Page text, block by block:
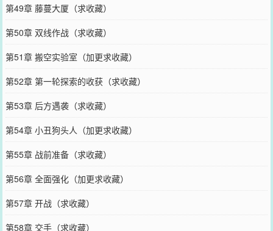
第49章 藤蔓大厦（求收藏）
第50章 双线作战（求收藏）
第51章 搬空实验室（加更求收藏）
第52章 第一轮探索的收获（求收藏）
第53章 后方遇袭（求收藏）
第54章 小丑狗头人（加更求收藏）
第55章 战前准备（求收藏）
第56章 全面强化（加更求收藏）
第57章 开战（求收藏）
第58章 交手（求收藏）